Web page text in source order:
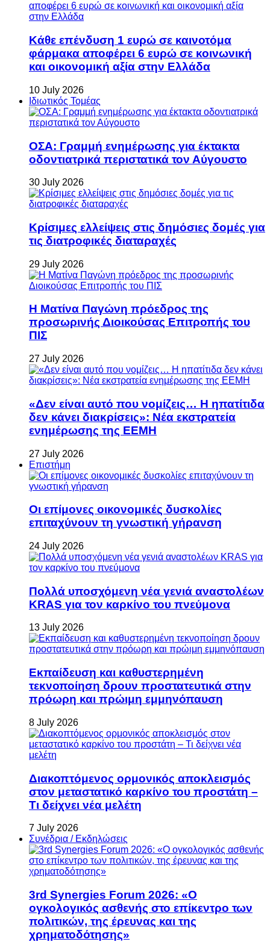
Κάθε επένδυση 1 ευρώ σε καινοτόμα
φάρμακα αποφέρει 6 ευρώ σε κοινωνική
και οικονομική αξία στην Ελλάδα
10 July 2026
Ιδιωτικός Τομέας
ΟΣΑ: Γραμμή ενημέρωσης για έκτακτα
οδοντιατρικά περιστατικά τον Αύγουστο
30 July 2026
Κρίσιμες ελλείψεις στις δημόσιες δομές για
τις διατροφικές διαταραχές
29 July 2026
Η Ματίνα Παγώνη πρόεδρος της
προσωρινής Διοικούσας Επιτροπής του
ΠΙΣ
27 July 2026
«Δεν είναι αυτό που νομίζεις… Η ηπατίτιδα
δεν κάνει διακρίσεις»: Νέα εκστρατεία
ενημέρωσης της ΕΕΜΗ
27 July 2026
Επιστήμη
Οι επίμονες οικονομικές δυσκολίες
επιταχύνουν τη γνωστική γήρανση
24 July 2026
Πολλά υποσχόμενη νέα γενιά αναστολέων
KRAS για τον καρκίνο του πνεύμονα
13 July 2026
Εκπαίδευση και καθυστερημένη
τεκνοποίηση δρουν προστατευτικά στην
πρόωρη και πρώιμη εμμηνόπαυση
8 July 2026
Διακοπτόμενος ορμονικός αποκλεισμός
στον μεταστατικό καρκίνο του προστάτη –
Τι δείχνει νέα μελέτη
7 July 2026
Συνέδρια / Εκδηλώσεις
3rd Synergies Forum 2026: «Ο
ογκολογικός ασθενής στο επίκεντρο των
πολιτικών, της έρευνας και της
χρηματοδότησης»